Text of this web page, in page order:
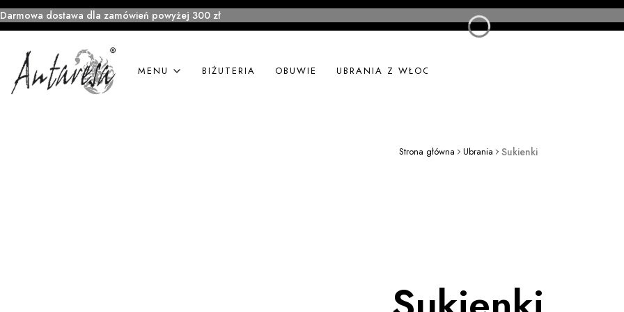
Darmowa dostawa dla zamówień powyżej 300 zł
MENU BIŻUTERIA OBUWIE UBRANIA Z WŁOCH
Strona główna Ubrania Sukienki